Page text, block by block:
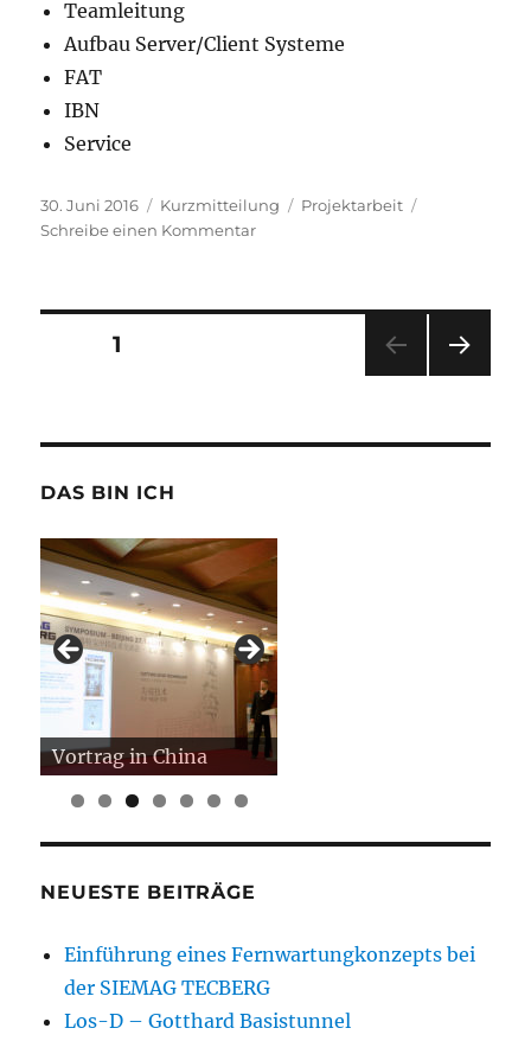
Teamleitung
Aufbau Server/Client Systeme
FAT
IBN
Service
Veröffentlicht
am
30. Juni 2016 Format
Kurzmitteilung Schlagwörter
Projektarbeit
Schreibe einen Kommentarzu
Seitennummerierung
Beiträge
SEITE1
E
DAS BIN ICH
Vortrag in China
NEUESTE BEITRÄGE
Einführung eines Fernwartungkonzepts bei
der SIEMAG TECBERG
Los-D – Gotthard Basistunnel